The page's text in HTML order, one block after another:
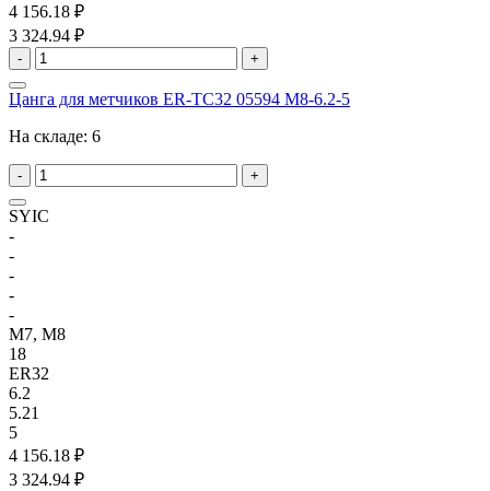
4 156.18 ₽
3 324.94 ₽
- +
Цанга для метчиков ER-TC32 05594 M8-6.2-5
На складе: 6
- +
SYIC
-
-
-
-
-
M7, M8
18
ER32
6.2
5.21
5
4 156.18 ₽
3 324.94 ₽